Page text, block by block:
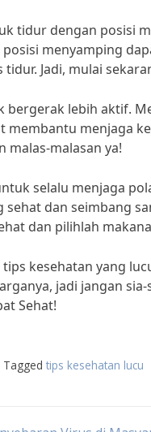
tidur dengan posisi
menyamping
Jadi, mulai
bergerak lebih aktif.
membantu menjaga
malas-malasan ya!
selalu menjaga
sehat dan seimbang
dan pilihlah
kesehatan yang
jadi jangan
Sehat!
Tagged tips kesehatan lucu